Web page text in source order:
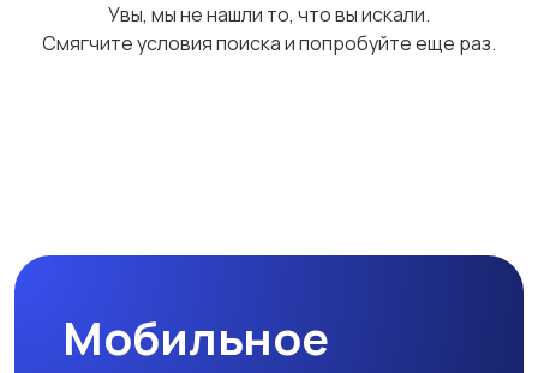
Увы, мы не нашли то, что вы искали.
Смягчите условия поиска и попробуйте еще раз.
Мобильное